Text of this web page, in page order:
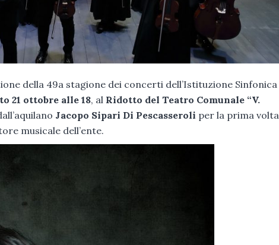
della 49a stagione dei concerti dell’Istituzione Sinfonica
21 ottobre alle 18, al Ridotto del Teatro Comunale “V.
Jacopo Sipari Di Pescasseroli per la prima volta
musicale dell’ente.